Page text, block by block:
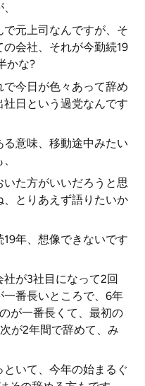
元上司なんですが、そ
会社、それが今勤続19
かな?
今日が色々あって辞め
日という過党なんです
意味、移動途中みたい
た方がいいだろうと思
とりあえず語りたいか
年、想像できないです
が3社目になって2回
番長いところで、6年
が一番長くて、最初の
が2年間で辞めて、み
いて、今年の始まるぐ